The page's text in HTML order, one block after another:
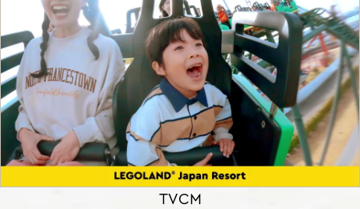
TVCM